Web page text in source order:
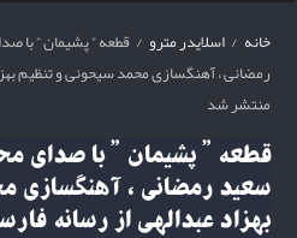
خانه / اسلایدر مترو / قطعه ” پشیمان ” با
رمضانی ، آهنگسازی محمد سیحونی و تنظیم
منتشر شد
قطعه ” پشیمان ” با صدای
سعید رمضانی ، آهنگسازی
بهزاد عبدالهی از رسانه